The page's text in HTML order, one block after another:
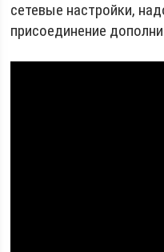
сетевые настройки,
присоединение